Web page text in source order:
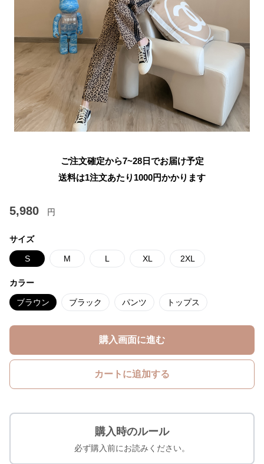
ご注文確定から7~28日でお届け予定
送料は1注文あたり 1000円かかります
5,980 円
サイズ
S M L XL 2XL
カラー
ブラウン ブラック パンツ トップス
購入画面に進む
カートに追加する
購入時のルール
必ず購入前にお読みください。